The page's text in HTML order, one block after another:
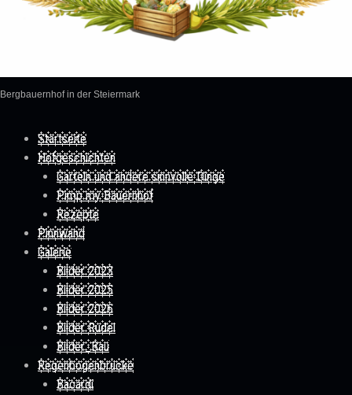
Bergbauernhof in der Steiermark
Skip to content
Startseite
Hofgeschichten
Garteln und andere sinnvolle Dinge
Pimp my Bauernhof
Rezepte
Pinnwand
Galerie
Bilder 2023
Bilder 2025
Bilder 2026
Bilder Rudel
Bilder_Bau
Regenbogenbrücke
Bacardi